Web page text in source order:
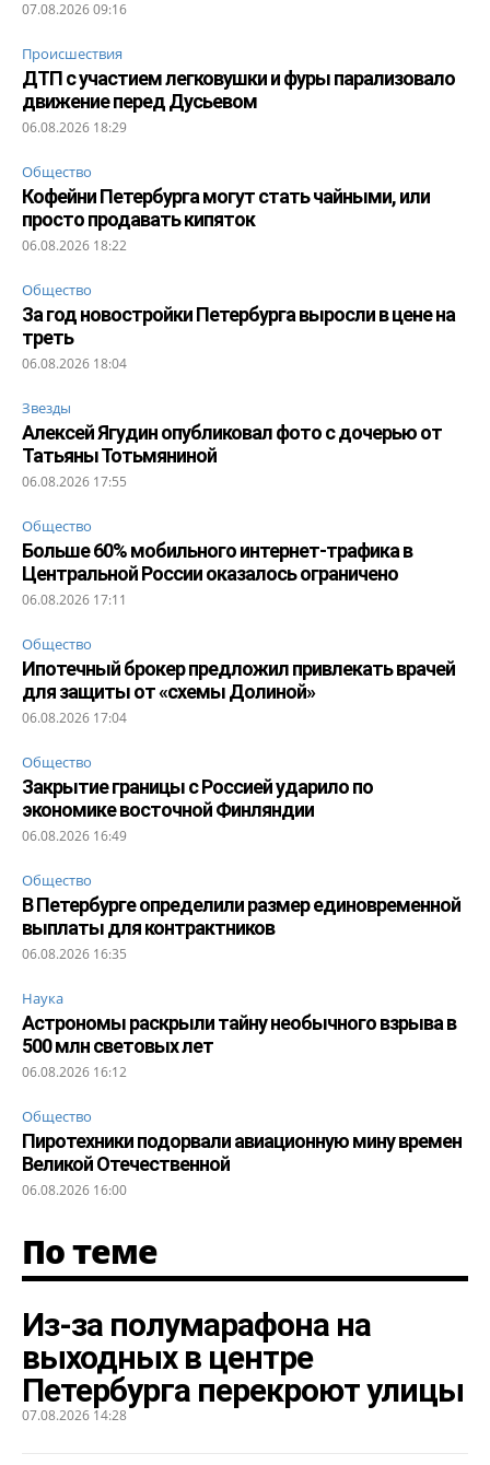
07.08.2026 09:16
Происшествия
ДТП с участием легковушки и фуры парализовало
движение перед Дусьевом
06.08.2026 18:29
Общество
Кофейни Петербурга могут стать чайными, или
просто продавать кипяток
06.08.2026 18:22
Общество
За год новостройки Петербурга выросли в цене на
треть
06.08.2026 18:04
Звезды
Алексей Ягудин опубликовал фото с дочерью от
Татьяны Тотьмяниной
06.08.2026 17:55
Общество
Больше 60% мобильного интернет-трафика в
Центральной России оказалось ограничено
06.08.2026 17:11
Общество
Ипотечный брокер предложил привлекать врачей
для защиты от «схемы Долиной»
06.08.2026 17:04
Общество
Закрытие границы с Россией ударило по
экономике восточной Финляндии
06.08.2026 16:49
Общество
В Петербурге определили размер единовременной
выплаты для контрактников
06.08.2026 16:35
Наука
Астрономы раскрыли тайну необычного взрыва в
500 млн световых лет
06.08.2026 16:12
Общество
Пиротехники подорвали авиационную мину времен
Великой Отечественной
06.08.2026 16:00
По теме
Из-за полумарафона на
выходных в центре
Петербурга перекроют улицы
07.08.2026 14:28